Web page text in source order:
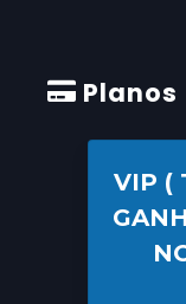
Planos
VIP (